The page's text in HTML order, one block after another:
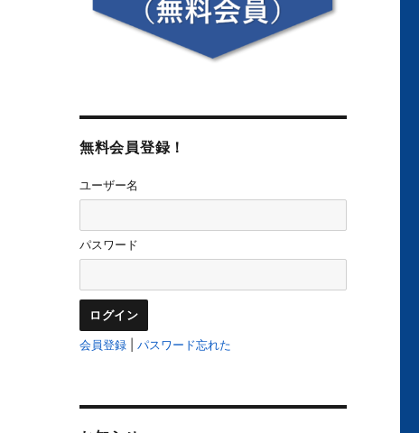
無料会員登録！
ユーザー名
パスワード
会員登録| パスワード忘れた